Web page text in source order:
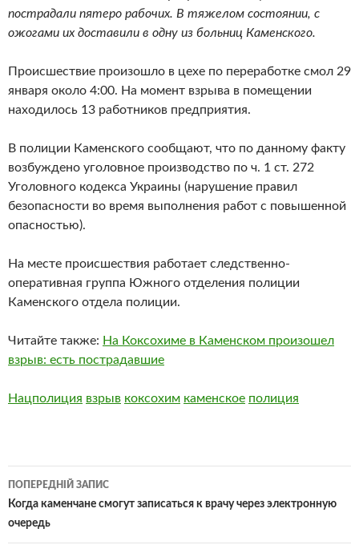
пострадали пятеро рабочих. В тяжелом состоянии, с
ожогами их доставили в одну из больниц Каменского.
Происшествие произошло в цехе по переработке смол 29
января около 4:00. На момент взрыва в помещении
находилось 13 работников предприятия.
В полиции Каменского сообщают, что по данному факту
возбуждено уголовное производство по ч. 1 ст. 272
Уголовного кодекса Украины (нарушение правил
безопасности во время выполнения работ с повышенной
опасностью).
На месте происшествия работает следственно-
оперативная группа Южного отделения полиции
Каменского отдела полиции.
Читайте также: На Коксохиме в Каменском произошел
взрыв: есть пострадавшие
Нацполиция взрыв коксохим каменское полиция
Навігація
по
записам
ПОПЕРЕДНІЙ ЗАПИС
Когда каменчане смогут записаться к врачу через электронную
очередь